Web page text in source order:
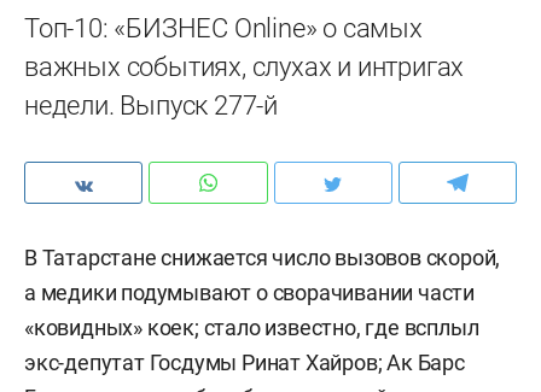
Топ-10: «БИЗНЕС Online» о самых
важных событиях, слухах и интригах
недели. Выпуск 277-й
В Татарстане снижается число вызовов скорой,
а медики подумывают о сворачивании части
«ковидных» коек; стало известно, где всплыл
экс-депутат Госдумы Ринат Хайров; Ак Барс